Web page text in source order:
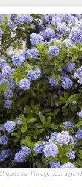
Cliquez sur l'image pour